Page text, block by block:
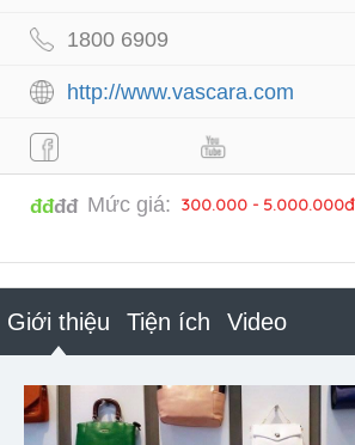
1800 6909
http://www.vascara.com
đđđđ Mức giá: 300.000 - 5.000.000đ
Giới thiệu Tiện ích Video